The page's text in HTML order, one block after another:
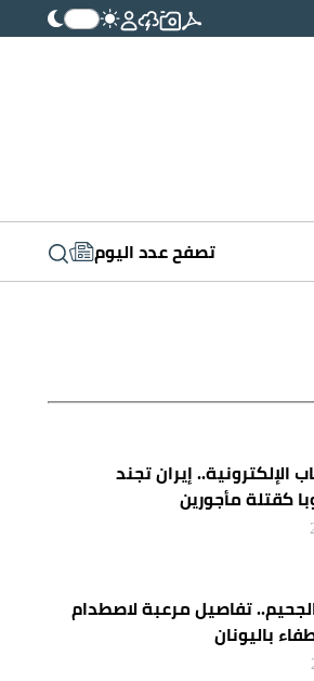
تصفح عدد اليوم
الإلكترونية.. إيران تجند
كقتلة مأجورين
تفاصيل مرعبة لاصطدام
باليونان